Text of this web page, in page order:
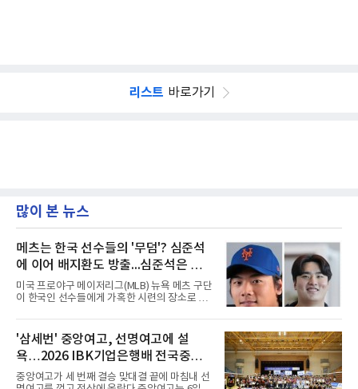
리스트 바로가기
많이 본 뉴스
메츠는 한국 선수들의 '무덤'? 심준석
에 이어 배지환도 방출...심준석은 이
미 귀국, 배지환은 미국 잔류할 듯
미국 프로야구 메이저리그(MLB) 뉴욕 메츠 구단
이 한국인 선수들에게 가혹한 시련의 장소로 전
대형 유망주로 기대를 모았던 투수 심준석에 이
어, 빅리그 경력을 지닌 내외야수 배지환까지 연
달아 뉴욕 메츠 산하 마이너리그에서 방출 통보
를 받는 아픔을 겪었다. 두 선수의 동반 이탈은
메츠 구단이 유독 한국 선수들에게 '기회의 땅'이
아닌 '무덤'처럼 작용하고 있음을 방증하고 있다.
'삼세번' 중앙여고, 선명여고에 설
욕…2026 IBK기업은행배 전국중고
배구대회 우승
중앙여고가 세 번째 결승 맞대결 끝에 마침내 선